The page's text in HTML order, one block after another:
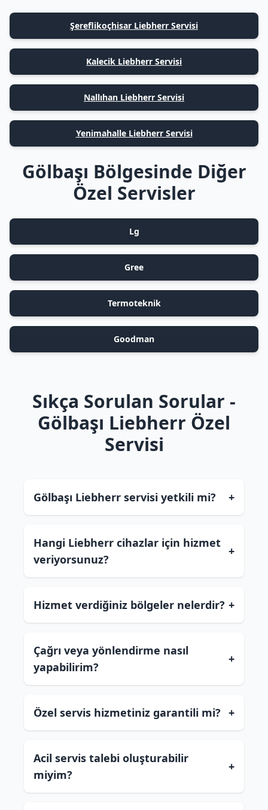
Şereflikoçhisar Liebherr Servisi
Kalecik Liebherr Servisi
Nallıhan Liebherr Servisi
Yenimahalle Liebherr Servisi
Gölbaşı Bölgesinde Diğer
Özel Servisler
Lg
Gree
Termoteknik
Goodman
Sıkça Sorulan Sorular -
Gölbaşı Liebherr Özel
Servisi
Gölbaşı Liebherr servisi yetkili mi? +
Hangi Liebherr cihazlar için hizmet
veriyorsunuz?
+
Hizmet verdiğiniz bölgeler nelerdir? +
Çağrı veya yönlendirme nasıl
yapabilirim?
+
Özel servis hizmetiniz garantili mi? +
Acil servis talebi oluşturabilir
miyim?
+